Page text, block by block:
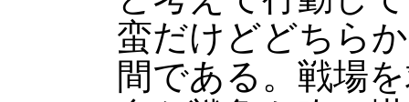
蛮だけどどちら
間である。戦場